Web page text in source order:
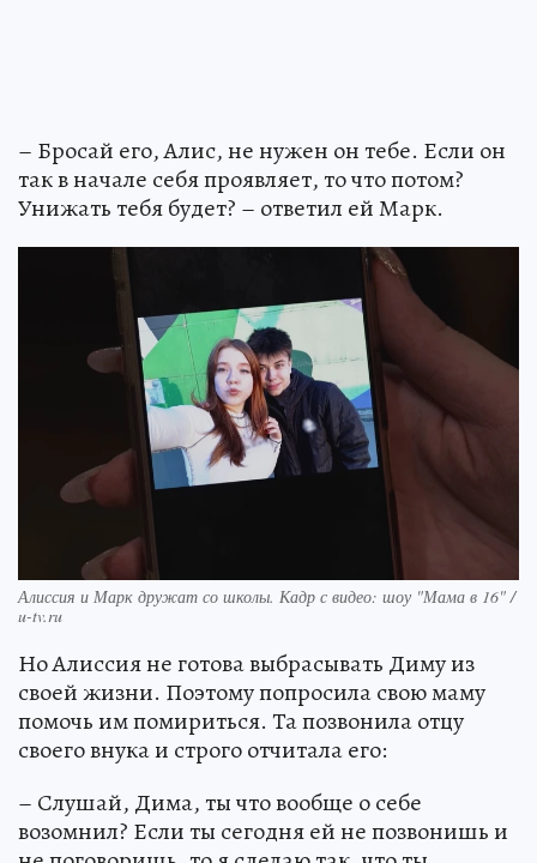
– Бросай его, Алис, не нужен он тебе. Если он
так в начале себя проявляет, то что потом?
Унижать тебя будет? – ответил ей Марк.
Алиссия и Марк дружат со школы. Кадр с видео: шоу "Мама в 16" /
u-tv.ru
Но Алиссия не готова выбрасывать Диму из
своей жизни. Поэтому попросила свою маму
помочь им помириться. Та позвонила отцу
своего внука и строго отчитала его:
– Слушай, Дима, ты что вообще о себе
возомнил? Если ты сегодня ей не позвонишь и